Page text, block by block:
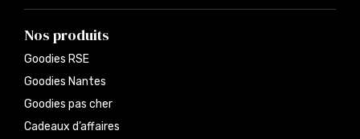
Nos produits
Goodies RSE
Goodies Nantes
Goodies pas cher
Cadeaux d’affaires